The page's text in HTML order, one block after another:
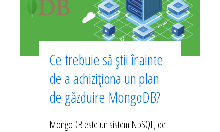
Ce trebuie să știi înainte
de a achiziționa un plan
de găzduire MongoDB?
MongoDB este un sistem NoSQL, de